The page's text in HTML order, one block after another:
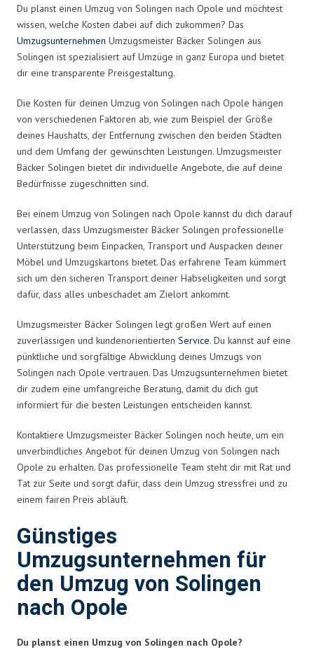
Du planst einen Umzug von Solingen nach Opole und möchtest
wissen, welche Kosten dabei auf dich zukommen? Das
Umzugsunternehmen Umzugsmeister Bäcker Solingen aus
Solingen ist spezialisiert auf Umzüge in ganz Europa und bietet
dir eine transparente Preisgestaltung.
Die Kosten für deinen Umzug von Solingen nach Opole hängen
von verschiedenen Faktoren ab, wie zum Beispiel der Größe
deines Haushalts, der Entfernung zwischen den beiden Städten
und dem Umfang der gewünschten Leistungen. Umzugsmeister
Bäcker Solingen bietet dir individuelle Angebote, die auf deine
Bedürfnisse zugeschnitten sind.
Bei einem Umzug von Solingen nach Opole kannst du dich darauf
verlassen, dass Umzugsmeister Bäcker Solingen professionelle
Unterstützung beim Einpacken, Transport und Auspacken deiner
Möbel und Umzugskartons bietet. Das erfahrene Team kümmert
sich um den sicheren Transport deiner Habseligkeiten und sorgt
dafür, dass alles unbeschadet am Zielort ankommt.
Umzugsmeister Bäcker Solingen legt großen Wert auf einen
zuverlässigen und kundenorientierten Service. Du kannst auf eine
pünktliche und sorgfältige Abwicklung deines Umzugs von
Solingen nach Opole vertrauen. Das Umzugsunternehmen bietet
dir zudem eine umfangreiche Beratung, damit du dich gut
informiert für die besten Leistungen entscheiden kannst.
Kontaktiere Umzugsmeister Bäcker Solingen noch heute, um ein
unverbindliches Angebot für deinen Umzug von Solingen nach
Opole zu erhalten. Das professionelle Team steht dir mit Rat und
Tat zur Seite und sorgt dafür, dass dein Umzug stressfrei und zu
einem fairen Preis abläuft.
Günstiges
Umzugsunternehmen für
den Umzug von Solingen
nach Opole
Du planst einen Umzug von Solingen nach Opole?